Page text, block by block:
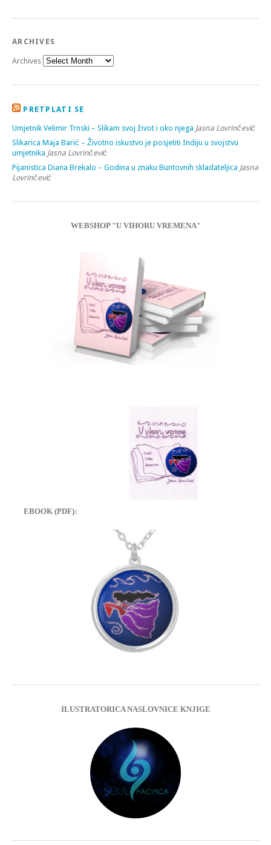
ARCHIVES
Archives
PRETPLATI SE
Umjetnik Velimir Trnski – Slikam svoj život i oko njega Jasna Lovrinčević
Slikarica Maja Barić – Životno iskustvo je posjetiti Indiju u svojstvu
umjetnika Jasna Lovrinčević
Pijanistica Diana Brekalo – Godina u znaku Buntovnih skladateljica Jasna
Lovrinčević
WEBSHOP "U VIHORU VREMENA"
EBOOK (PDF):
ILUSTRATORICA NASLOVNICE KNJIGE